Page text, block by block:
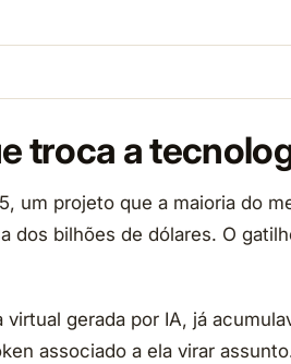
troca a
um projeto que a maioria do
dos bilhões de dólares. O
virtual gerada por IA, já
associado a ela virar